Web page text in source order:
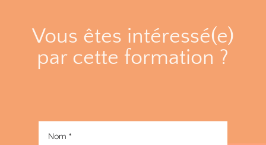
Vous êtes intéressé(e)
par cette formation ?